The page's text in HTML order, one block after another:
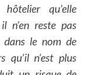
hôtelier qu’elle
n’en reste pas
le nom de
n’est plus